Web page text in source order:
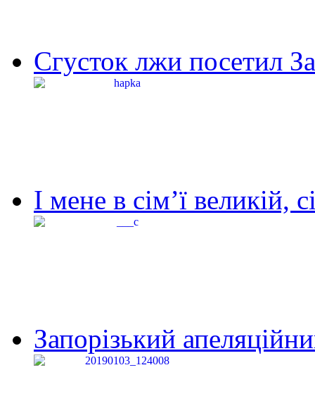
Сгусток лжи посетил
І мене в сім’ї великій,
Запорізький